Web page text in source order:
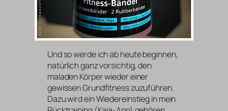
Und so werde ich ab heute beginnen,
natürlich ganz vorsichtig, den
maladen Körper wieder einer
gewissen Grundfitness zuzuführen.
Dazu wird ein Wiedereinstieg in mein